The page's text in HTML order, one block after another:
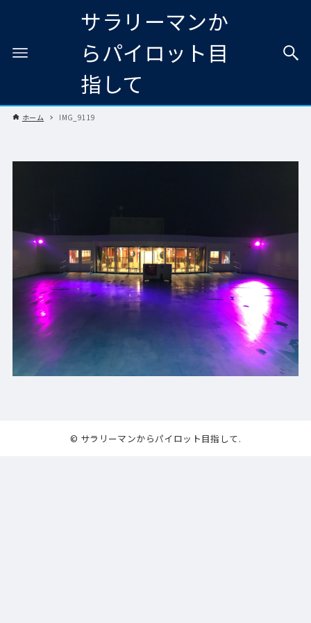
サラリーマンか
らパイロット目
指して
ホーム IMG_9119
© サラリーマンからパイロット目指して.